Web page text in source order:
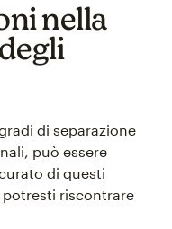
nella
di separazione
può essere
di questi
potresti riscontrare